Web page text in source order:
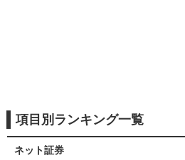
項目別ランキング一覧
ネット証券